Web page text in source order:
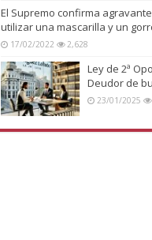
El Supremo confirma
utilizar una mascarilla y un
17/02/2022 2,628
Ley de 2ª
Deudor de
23/01/2025